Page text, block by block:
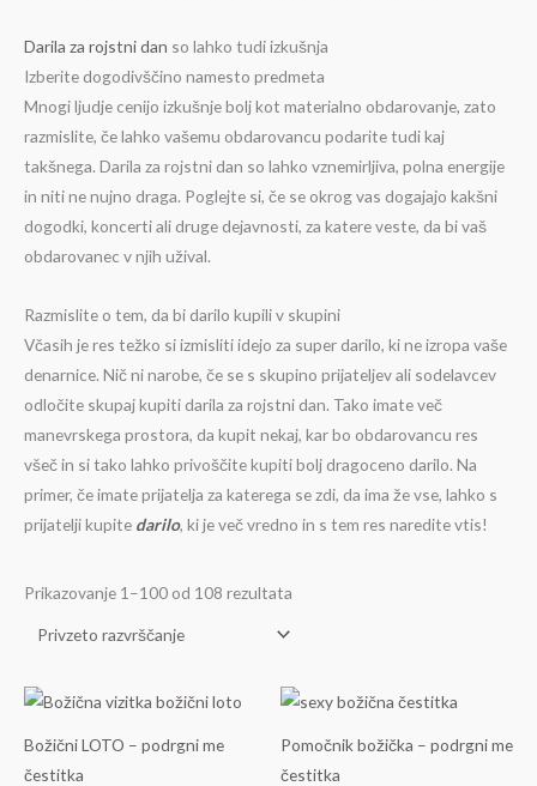
Darila za rojstni dan so lahko tudi izkušnja
Izberite dogodivščino namesto predmeta
Mnogi ljudje cenijo izkušnje bolj kot materialno obdarovanje, zato
razmislite, če lahko vašemu obdarovancu podarite tudi kaj
takšnega. Darila za rojstni dan so lahko vznemirljiva, polna energije
in niti ne nujno draga. Poglejte si, če se okrog vas dogajajo kakšni
dogodki, koncerti ali druge dejavnosti, za katere veste, da bi vaš
obdarovanec v njih užival.
Razmislite o tem, da bi darilo kupili v skupini
Včasih je res težko si izmisliti idejo za super darilo, ki ne izropa vaše
denarnice. Nič ni narobe, če se s skupino prijateljev ali sodelavcev
odločite skupaj kupiti darila za rojstni dan. Tako imate več
manevrskega prostora, da kupit nekaj, kar bo obdarovancu res
všeč in si tako lahko privoščite kupiti bolj dragoceno darilo. Na
primer, če imate prijatelja za katerega se zdi, da ima že vse, lahko s
prijatelji kupite darilo, ki je več vredno in s tem res naredite vtis!
Prikazovanje 1–100 od 108 rezultata
Božični LOTO – podrgni me
čestitka
Pomočnik božička – podrgni me
čestitka